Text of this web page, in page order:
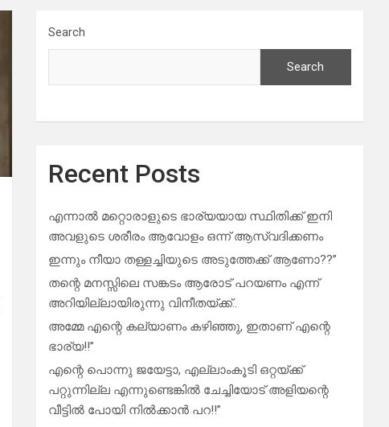
Search
Search
Recent Posts
എന്നാൽ മറ്റൊരാളുടെ ഭാര്യയായ സ്ഥിതിക്ക് ഇനി
അവളുടെ ശരീരം ആവോളം ഒന്ന് ആസ്വദിക്കണം
ഇന്നും നീയാ തള്ളച്ചിയുടെ അടുത്തേക്ക് ആണോ??”
തന്റെ മനസ്സിലെ സങ്കടം ആരോട് പറയണം എന്ന്
അറിയില്ലായിരുന്നു വിനീതയ്ക്ക്..
അമ്മേ എന്റെ കല്യാണം കഴിഞ്ഞു, ഇതാണ് എന്റെ
ഭാര്യ!!”
എന്റെ പൊന്നു ജയേട്ടാ, എല്ലാംകൂടി ഒറ്റയ്ക്ക്
പറ്റുന്നില്ല എന്നുണ്ടെങ്കിൽ ചേച്ചിയോട് അളിയന്റെ
വീട്ടിൽ പോയി നിൽക്കാൻ പറ!!”